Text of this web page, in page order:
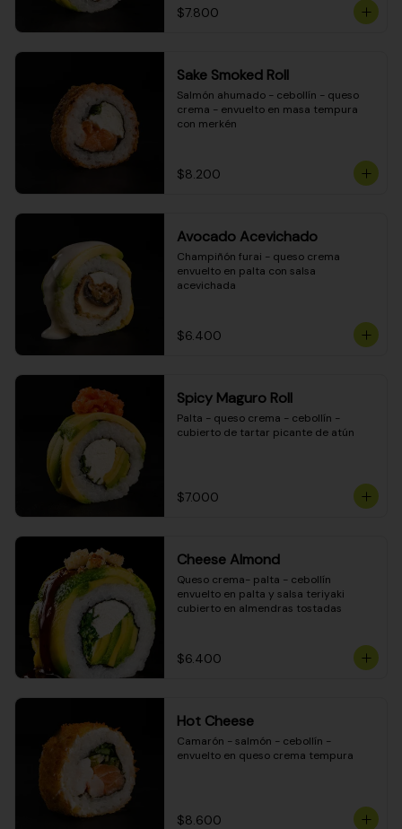
$7.800
Sake Smoked Roll
Salmón ahumado - cebollín - queso
crema - envuelto en masa tempura
con merkén
$8.200
Avocado Acevichado
Champiñón furai - queso crema
envuelto en palta con salsa
acevichada
$6.400
Spicy Maguro Roll
Palta - queso crema - cebollín -
cubierto de tartar picante de atún
$7.000
Cheese Almond
Queso crema- palta - cebollín
envuelto en palta y salsa teriyaki
cubierto en almendras tostadas
$6.400
Hot Cheese
Camarón - salmón - cebollín -
envuelto en queso crema tempura
$8.600